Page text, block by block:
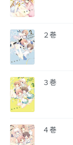
２巻
３巻
４巻